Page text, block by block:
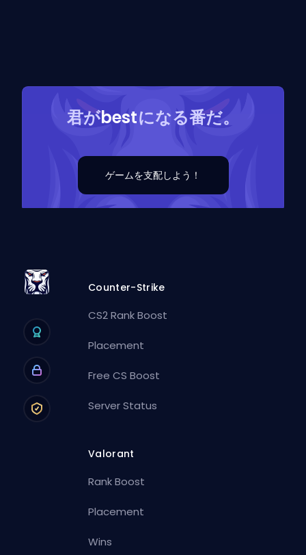
君がbestになる番だ。
ゲームを支配しよう！
Counter-Strike
CS2 Rank Boost
Placement
Free CS Boost
Server Status
Valorant
Rank Boost
Placement
Wins